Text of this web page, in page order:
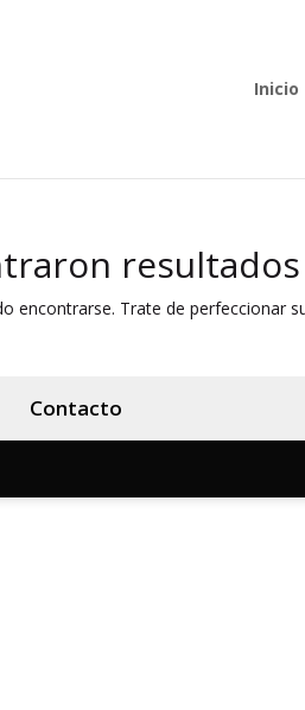
Inicio
resultados
encontrarse. Trate de perfeccionar
Contacto